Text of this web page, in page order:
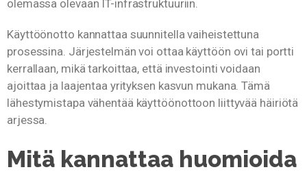
olemassa olevaan IT-infrastruktuuriin.
Käyttöönotto kannattaa suunnitella vaiheistettuna
prosessina. Järjestelmän voi ottaa käyttöön ovi tai portti
kerrallaan, mikä tarkoittaa, että investointi voidaan
ajoittaa ja laajentaa yrityksen kasvun mukana. Tämä
lähestymistapa vähentää käyttöönottoon liittyvää häiriötä
arjessa.
Mitä kannattaa huomioida